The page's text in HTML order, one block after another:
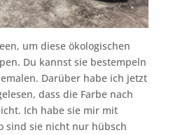
um diese ökologischen
Du kannst sie bestempeln
Darüber habe ich jetzt
dass die Farbe nach
Ich habe sie mir mit
sind sie nicht nur hübsch